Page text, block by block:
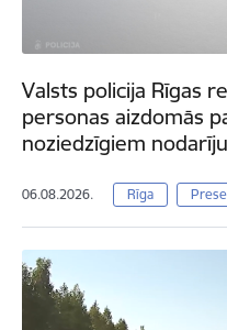
Valsts policija Rīgas
personas aizdomās
noziedzīgiem
06.08.2026. Rīga